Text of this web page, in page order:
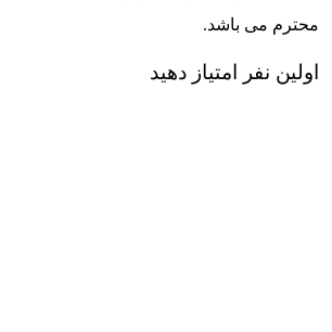
محترم می باشد.
اولین نفر امتیاز دهید